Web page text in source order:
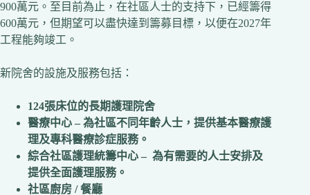
900萬元。至目前為止，在社區人士的支持下，已經籌得
600萬元，但期望可以盡快達到籌募目標，以便在2027年
工程能夠竣工。
新院舍的設施及服務包括：
124張床位的長期護理院舍
醫療中心 – 為社區不同年齡人士，提供基本醫療護
理及專科醫療診症服務。
綜合社區護理統籌中心 – 為有需要的人士安排及
提供全面護理服務。
社區廚房 / 餐廳